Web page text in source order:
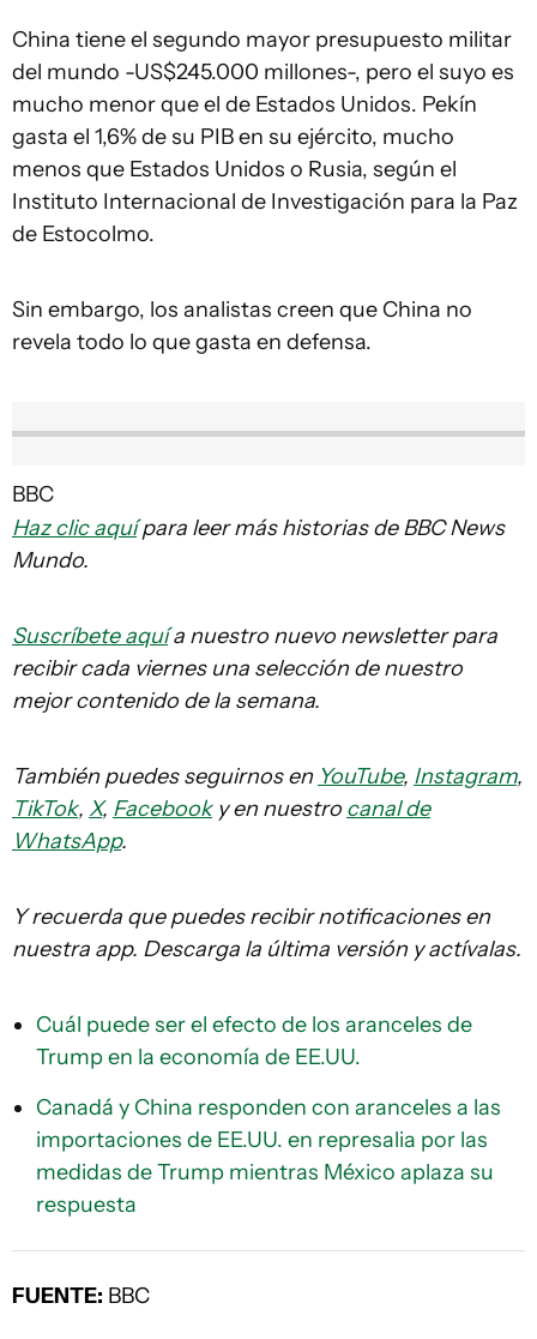
China tiene el segundo mayor presupuesto militar
del mundo -US$245.000 millones-, pero el suyo es
mucho menor que el de Estados Unidos. Pekín
gasta el 1,6% de su PIB en su ejército, mucho
menos que Estados Unidos o Rusia, según el
Instituto Internacional de Investigación para la Paz
de Estocolmo.
Sin embargo, los analistas creen que China no
revela todo lo que gasta en defensa.
BBC
Haz clic aquípara leer más historias de BBC News
Mundo.
Suscríbete aquía nuestro nuevo newsletter para
recibir cada viernes una selección de nuestro
mejor contenido de la semana.
También puedes seguirnos en YouTube, Instagram,
TikTok, X, Facebooky en nuestro canal de
WhatsApp.
Y recuerda que puedes recibir notificaciones en
nuestra app. Descarga la última versión y actívalas.
Cuál puede ser el efecto de los aranceles de
Trump en la economía de EE.UU.
Canadá y China responden con aranceles a las
importaciones de EE.UU. en represalia por las
medidas de Trump mientras México aplaza su
respuesta
FUENTE: BBC